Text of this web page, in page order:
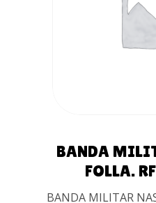
BANDA
FOLLA.
BANDA MILITAR